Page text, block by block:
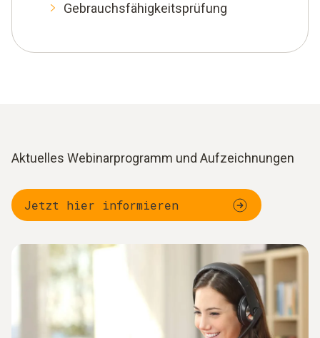
Gebrauchsfähigkeitsprüfung
Aktuelles Webinarprogramm und Aufzeichnungen
Jetzt hier informieren